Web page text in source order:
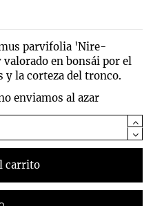
parvifolia 'Nire-
en bonsái por el
y la corteza del tronco.
enviamos al azar
carrito